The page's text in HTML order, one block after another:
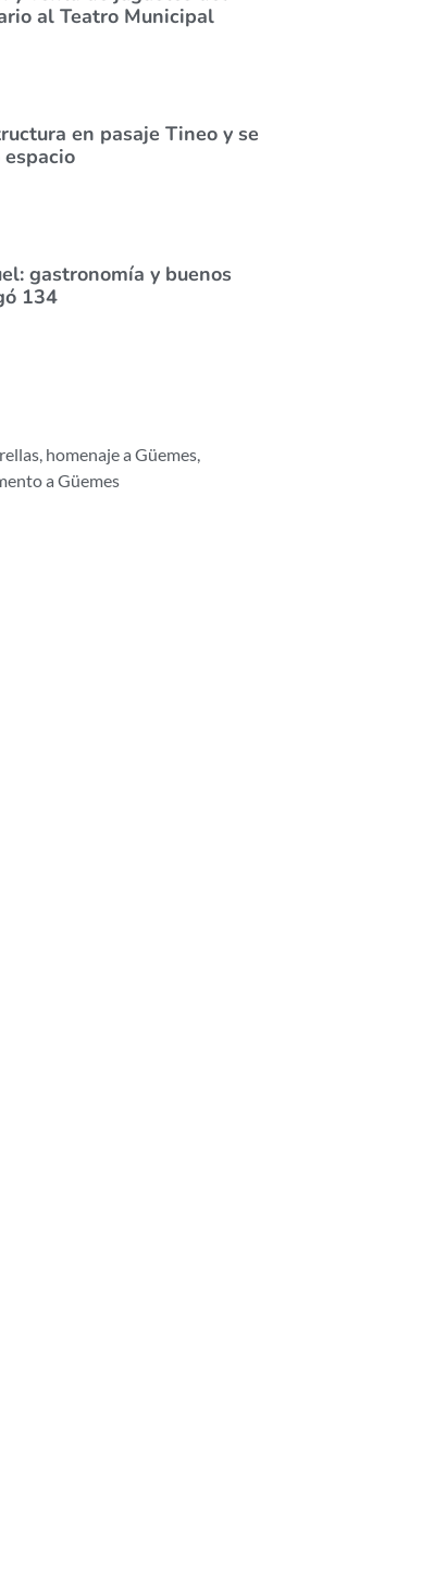
al Teatro Municipal
en pasaje Tineo y se
gastronomía y buenos
134
, homenaje a Güemes,
a Güemes